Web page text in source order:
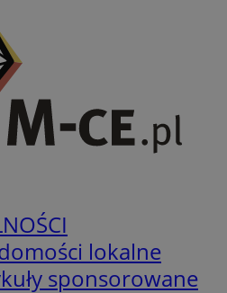
lokalne
sponsorowane